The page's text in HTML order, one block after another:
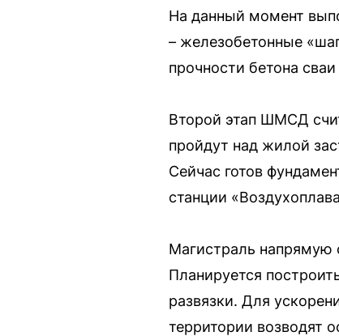
На данный момент
– железобетонные
прочности бетона
Второй этап ШМСД
пройдут над жилой
Сейчас готов
станции
Магистраль напрямую
Планируется
развязки. Для
территории возводят